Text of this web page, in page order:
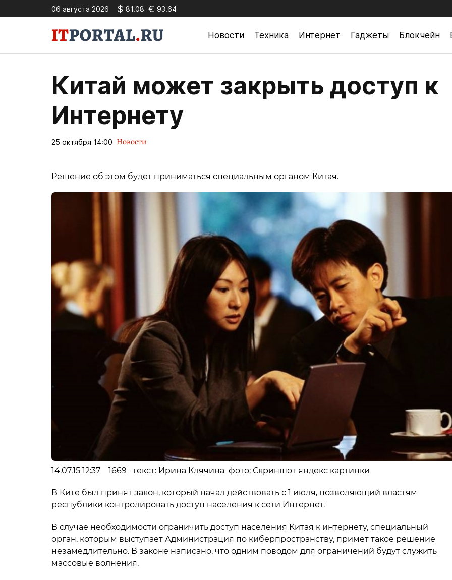
06 августа 2026 $ 81.08 € 93.64
Новости Техника Интернет Гаджеты Блокчейн
Китай может закрыть доступ к
Интернету
25 октября 14:00 Новости
Решение об этом будет приниматься специальным органом Китая.
14.07.15 12:37 1669 текст: Ирина Клячина фото: Скриншот яндекс картинки
В Ките был принят закон, который начал действовать с 1 июля, позволяющий властям
республики контролировать доступ населения к сети Интернет.
В случае необходимости ограничить доступ населения Китая к интернету, специальный
орган, которым выступает Администрация по киберпространству, примет такое решение
незамедлительно. В законе написано, что одним поводом для ограничений будут служить
массовые волнения.